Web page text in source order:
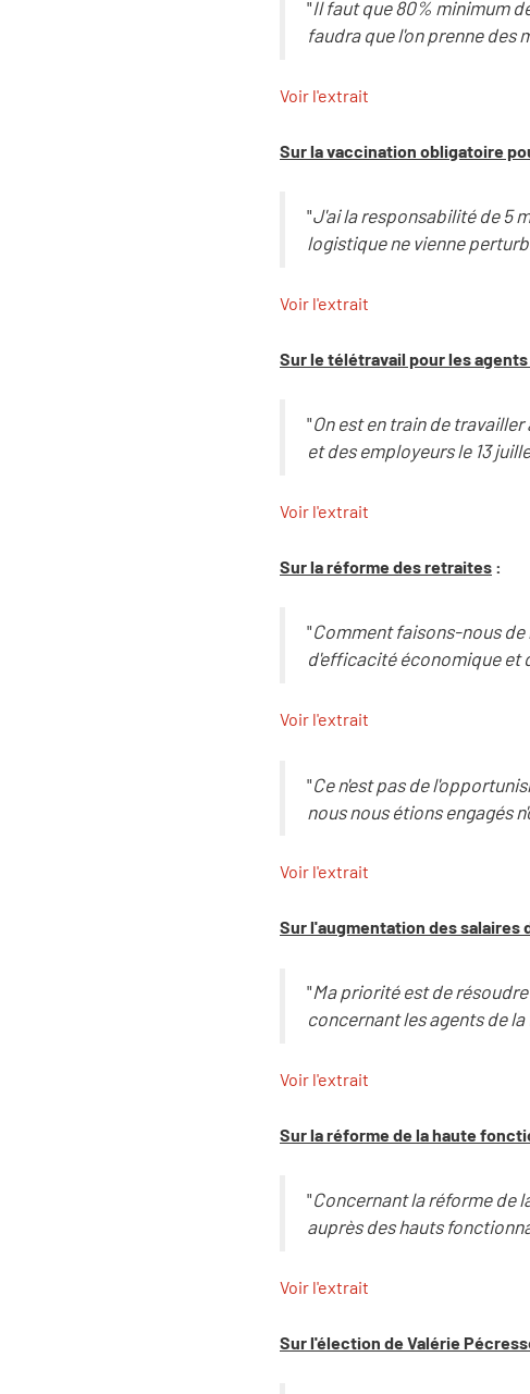
"Il faut que 80% minimum
faudra que l'on prenne des
Voir l'extrait
Sur la vaccination obligatoire
"J'ai la responsabilité de 5
logistique ne vienne
Voir l'extrait
Sur le télétravail pour les
"On est en train de
et des employeurs le 13
Voir l'extrait
Sur la réforme des retraites :
"Comment faisons-nous de
d'efficacité économique et
Voir l'extrait
"Ce n'est pas de
nous nous étions engagés
Voir l'extrait
Sur l'augmentation des salaires
"Ma priorité est de
concernant les agents de
Voir l'extrait
Sur la réforme de la haute
"Concernant la réforme de
auprès des hauts
Voir l'extrait
Sur l'élection de Valérie